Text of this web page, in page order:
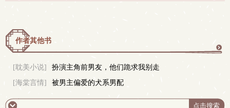
作者其他书
[耽美小说]
扮演主角前男友，他们跪求我别走
[海棠言情]
被男主偏爱的犬系男配